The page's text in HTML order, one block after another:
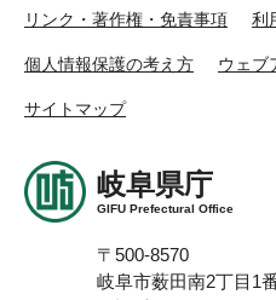
リンク・著作権・免責事項 利
個人情報保護の考え方 ウェブ
サイトマップ
岐阜県庁
GIFU Prefectural Office
〒500-8570
岐阜市薮田南2丁目1